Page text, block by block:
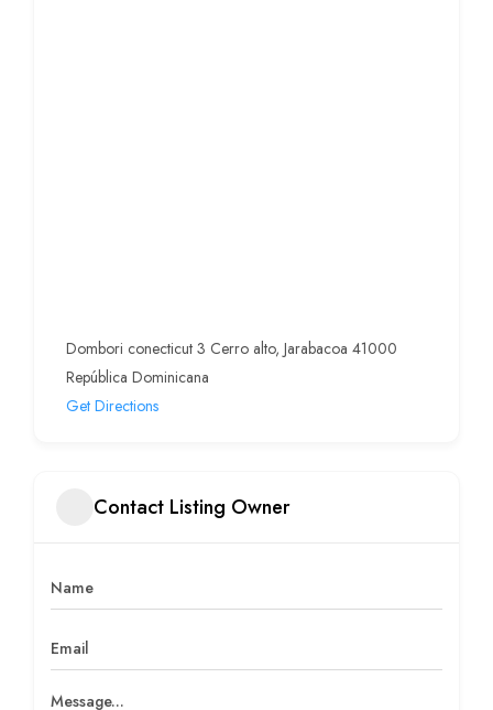
Dombori conecticut 3 Cerro alto, Jarabacoa 41000
República Dominicana
Get Directions
Contact Listing Owner